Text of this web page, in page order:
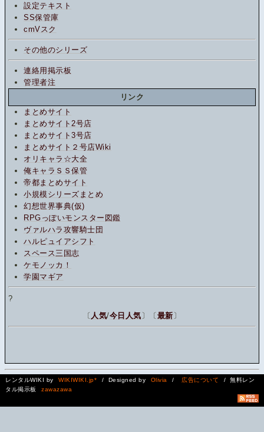
設定テキスト
SS保管庫
cmVスク
その他のシリーズ
連絡用掲示板
管理者注
リンク
まとめサイト
まとめサイト2号店
まとめサイト3号店
まとめサイト２号店Wiki
オリキャラ☆大全
俺キャラＳＳ保管
帝都まとめサイト
小規模シリーズまとめ
幻想世界事典(仮)
RPGっぽいモンスター図鑑
ヴァルハラ攻響騎士団
ハルピュイアシフト
スペース三国志
ケモノッカ！
学園マギア
?
〔 人気/今日人気 〕〔 最新 〕
レンタルWIKI by WIKIWIKI.jp* / Designed by Olivia / 広告について
/ 無料レン
タル掲示板
zawazawa